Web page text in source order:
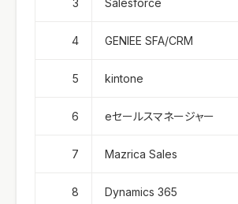
4 GENIEE SFA/CRM
5 kintone
6 eセールスマネージャー
7 Mazrica Sales
8 Dynamics 365